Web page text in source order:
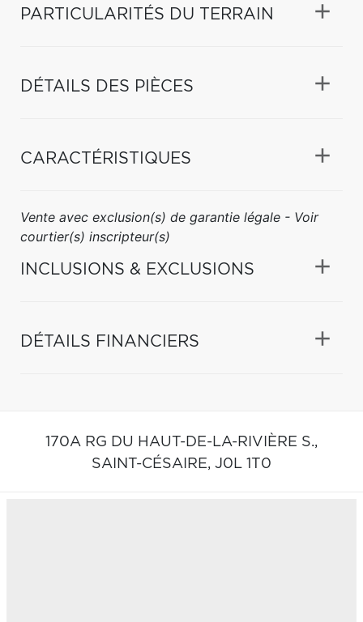
PARTICULARITÉS DU TERRAIN
DÉTAILS DES PIÈCES
CARACTÉRISTIQUES
Vente avec exclusion(s) de garantie légale - Voir
courtier(s) inscripteur(s)
INCLUSIONS & EXCLUSIONS
DÉTAILS FINANCIERS
170A RG DU HAUT-DE-LA-RIVIÈRE S.,
SAINT-CÉSAIRE, J0L 1T0